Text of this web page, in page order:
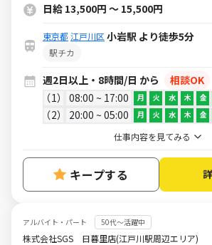
日給 13,500円 ～ 15,500円
東京都 江戸川区 小岩駅 より徒歩5分
駅チカ
週2日以上・8時間/日 から
相談OK
1
08:00 ~ 17:00 月 火 水 木 金
2 20:00 ~ 05:00 月 火 水 木 金
仕事内容を見てみる
キープする
アルバイト・パート 50代～活躍中
株式会社SGS 日暮里店(江戸川駅周辺エリア)